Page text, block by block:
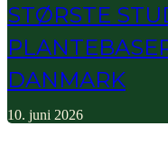
STØRSTE
DANMARK
10. juni 2026